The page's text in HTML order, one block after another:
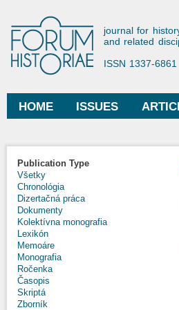
Forum
journal for
and related
ISSN 1337-6861
Main menu
HOME ISSUES
Publication Type
Všetky
Chronológia
Dizertačná práca
Dokumenty
Kolektívna monografia
Lexikón
Memoáre
Monografia
Ročenka
Časopis
Skriptá
Zborník